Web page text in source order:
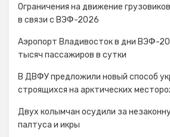
Ограничения на движение
в связи с ВЭФ-2026
Аэропорт Владивосток в дни ВЭФ-
тысяч пассажиров в сутки
В ДВФУ предложили новый способ
строящихся на арктических
Двух колымчан осудили за
палтуса и икры